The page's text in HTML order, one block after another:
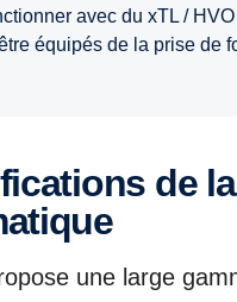
avec du xTL /
équipés de la prise de
une large